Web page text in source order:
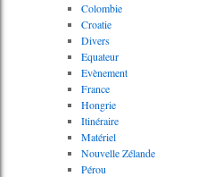
Colombie
Croatie
Divers
Equateur
Evènement
France
Hongrie
Itinéraire
Matériel
Nouvelle Zélande
Pérou